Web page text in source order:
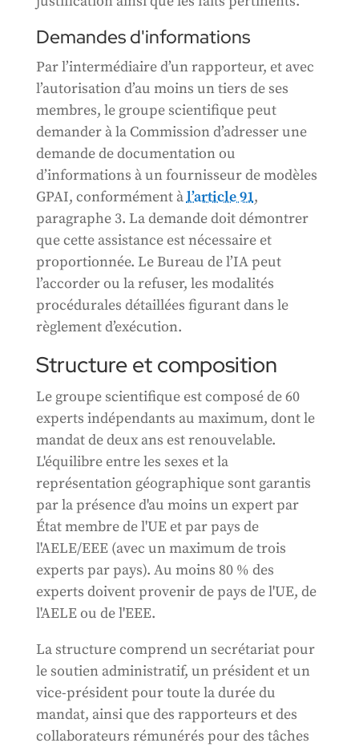
Demandes d'informations
Par l’intermédiaire d’un rapporteur, et avec
l’autorisation d’au moins un tiers de ses
membres, le groupe scientifique peut
demander à la Commission d’adresser une
demande de documentation ou
d’informations à un fournisseur de modèles
GPAI, conformément àl’article 91,
paragraphe 3. La demande doit démontrer
que cette assistance est nécessaire et
proportionnée. Le Bureau de l’IA peut
l’accorder ou la refuser, les modalités
procédurales détaillées figurant dans le
règlement d’exécution.
Structure et composition
Le groupe scientifique est composé de 60
experts indépendants au maximum, dont le
mandat de deux ans est renouvelable.
L'équilibre entre les sexes et la
représentation géographique sont garantis
par la présence d'au moins un expert par
État membre de l'UE et par pays de
l'AELE/EEE (avec un maximum de trois
experts par pays). Au moins 80 % des
experts doivent provenir de pays de l'UE, de
l'AELE ou de l'EEE.
La structure comprend un secrétariat pour
le soutien administratif, un président et un
vice-président pour toute la durée du
mandat, ainsi que des rapporteurs et des
collaborateurs rémunérés pour des tâches